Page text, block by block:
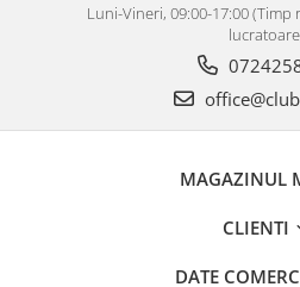
Luni-Vineri, 09:00-17:00 (Timp
MAGAZINUL
CLIENTI
DATE